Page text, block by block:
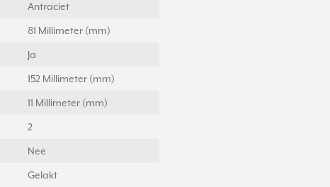
Antraciet
81 Millimeter (mm)
Ja
152 Millimeter (mm)
11 Millimeter (mm)
2
Nee
Gelakt